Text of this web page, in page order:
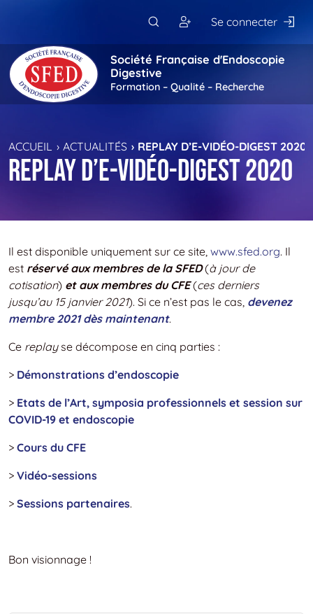
Se connecter
Société Française d'Endoscopie
Digestive
Formation – Qualité – Recherche
ACCUEIL ACTUALITÉS REPLAY D’E-VIDÉO-DIGEST 2020
Replay d’e-Vidéo-Digest 2020
Il est disponible uniquement sur ce site, www.sfed.org. Il
est réservé aux membres de la SFED(à jour de
cotisation) et aux membres du CFE(ces derniers
jusqu’au 15 janvier 2021). Si ce n’est pas le cas, devenez
membre 2021 dès maintenant.
Ce replayse décompose en cinq parties :
> Démonstrations d’endoscopie
> Etats de l’Art, symposia professionnels et session sur
COVID-19 et endoscopie
> Cours du CFE
> Vidéo-sessions
> Sessions partenaires.
Bon visionnage !